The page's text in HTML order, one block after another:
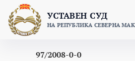
content
УСТАВЕН СУД
НА РЕПУБЛИКА СЕВЕРНА
97/2008-0-0